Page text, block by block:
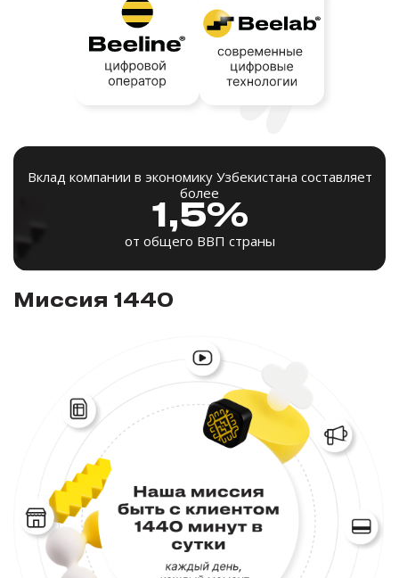
Вклад компании в экономику Узбекистана составляет
более
1,5%
от общего ВВП страны
Миссия 1440